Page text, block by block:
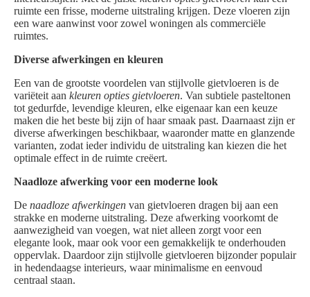
ruimte een frisse, moderne uitstraling krijgen. Deze vloeren zijn
een ware aanwinst voor zowel woningen als commerciële
ruimtes.
Diverse afwerkingen en kleuren
Een van de grootste voordelen van stijlvolle gietvloeren is de
variëteit aan kleuren opties gietvloeren. Van subtiele pasteltonen
tot gedurfde, levendige kleuren, elke eigenaar kan een keuze
maken die het beste bij zijn of haar smaak past. Daarnaast zijn er
diverse afwerkingen beschikbaar, waaronder matte en glanzende
varianten, zodat ieder individu de uitstraling kan kiezen die het
optimale effect in de ruimte creëert.
Naadloze afwerking voor een moderne look
De naadloze afwerkingen van gietvloeren dragen bij aan een
strakke en moderne uitstraling. Deze afwerking voorkomt de
aanwezigheid van voegen, wat niet alleen zorgt voor een
elegante look, maar ook voor een gemakkelijk te onderhouden
oppervlak. Daardoor zijn stijlvolle gietvloeren bijzonder populair
in hedendaagse interieurs, waar minimalisme en eenvoud
centraal staan.